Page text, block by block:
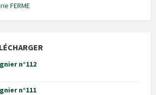
FERME
n°112
n°111